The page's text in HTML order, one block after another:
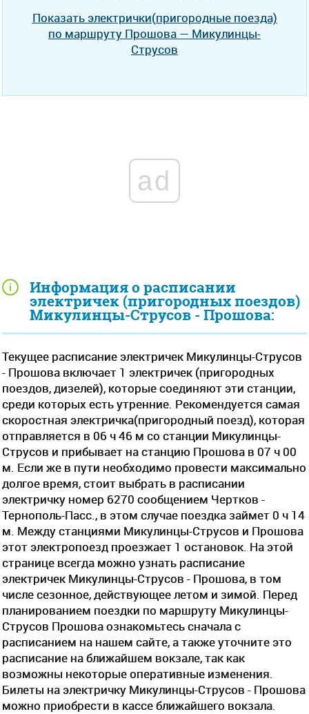
Информация о расписании
электричек (пригородных поездов)
Микулинцы-Струсов - Прошова:
Текущее расписание электричек Микулинцы-Струсов
- Прошова включает 1 электричек (пригородных
поездов, дизелей), которые соединяют эти станции,
среди которых есть утренние. Рекомендуется самая
скоростная электричка(пригородный поезд), которая
отправляется в 06 ч 46 м со станции Микулинцы-
Струсов и прибывает на станцию Прошова в 07 ч 00
м. Если же в пути необходимо провести максимально
долгое время, стоит выбрать в расписании
электричку номер 6270 сообщением Чертков -
Тернополь-Пасс., в этом случае поездка займет 0 ч 14
м. Между станциями Микулинцы-Струсов и Прошова
этот электропоезд проезжает 1 остановок. На этой
странице всегда можно узнать расписание
электричек Микулинцы-Струсов - Прошова, в том
числе сезонное, действующее летом и зимой. Перед
планированием поездки по маршруту Микулинцы-
Струсов Прошова ознакомьтесь сначала с
расписанием на нашем сайте, а также уточните это
расписание на ближайшем вокзале, так как
возможны некоторые оперативные изменения.
Билеты на электричку Микулинцы-Струсов - Прошова
можно приобрести в кассе ближайшего вокзала.
Показать электрички(пригородные поезда)
по маршруту Прошова — Микулинцы-
Струсов
ad